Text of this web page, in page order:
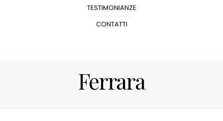
TESTIMONIANZE
CONTATTI
Ferrara